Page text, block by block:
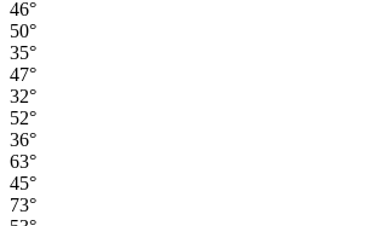
46°
50°
35°
47°
32°
52°
36°
63°
45°
73°